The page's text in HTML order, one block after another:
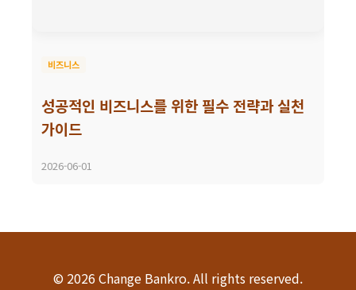
비즈니스
성공적인 비즈니스를 위한 필수 전략과 실천
가이드
2026-06-01
© 2026 Change Bankro. All rights reserved.